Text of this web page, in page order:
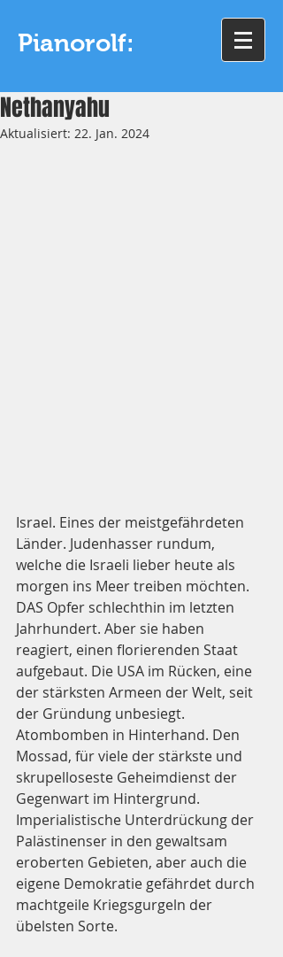
Pianorolf:
Nethanyahu
Aktualisiert: 22. Jan. 2024
Israel. Eines der meistgefährdeten
Länder. Judenhasser rundum,
welche die Israeli lieber heute als
morgen ins Meer treiben möchten.
DAS Opfer schlechthin im letzten
Jahrhundert. Aber sie haben
reagiert, einen florierenden Staat
aufgebaut. Die USA im Rücken, eine
der stärksten Armeen der Welt, seit
der Gründung unbesiegt.
Atombomben in Hinterhand. Den
Mossad, für viele der stärkste und
skrupelloseste Geheimdienst der
Gegenwart im Hintergrund.
Imperialistische Unterdrückung der
Palästinenser in den gewaltsam
eroberten Gebieten, aber auch die
eigene Demokratie gefährdet durch
machtgeile Kriegsgurgeln der
übelsten Sorte.